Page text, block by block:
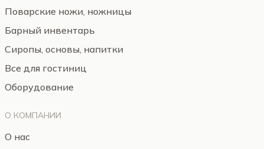
Поварские ножи, ножницы
Барный инвентарь
Сиропы, основы, напитки
Все для гостиниц
Оборудование
О КОМПАНИИ
О нас